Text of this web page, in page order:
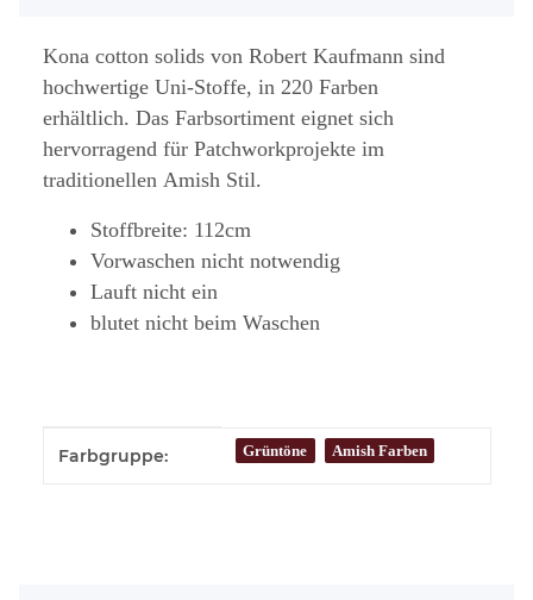
Kona cotton solids von Robert Kaufmann sind
hochwertige Uni-Stoffe, in 220 Farben
erhältlich. Das Farbsortiment eignet sich
hervorragend für Patchworkprojekte im
traditionellen Amish Stil.
Stoffbreite: 112cm
Vorwaschen nicht notwendig
Lauft nicht ein
blutet nicht beim Waschen
Produkteigenschaft
Wert
Farbgruppe: Grüntöne Amish Farben